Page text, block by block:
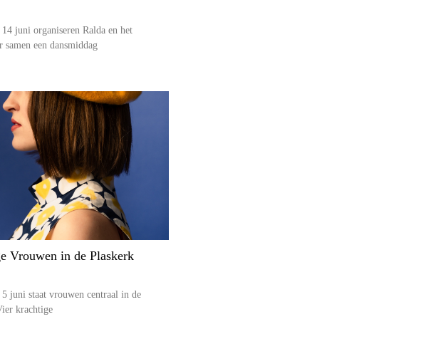
juni organiseren Ralda en het
samen een dansmiddag
Vrouwen in de Plaskerk
juni staat vrouwen centraal in de
krachtige